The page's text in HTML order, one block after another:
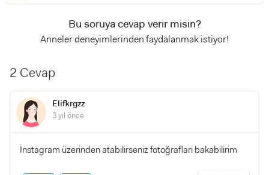
Bu soruya cevap verir misin?
Anneler deneyimlerinden faydalanmak istiyor!
2 Cevap
Elifkrgzz
3 yıl önce
İnstagram üzerinden atabilirseniz fotoğrafları bakabilirim